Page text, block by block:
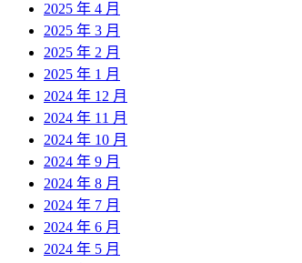
2025 年 4 月
2025 年 3 月
2025 年 2 月
2025 年 1 月
2024 年 12 月
2024 年 11 月
2024 年 10 月
2024 年 9 月
2024 年 8 月
2024 年 7 月
2024 年 6 月
2024 年 5 月